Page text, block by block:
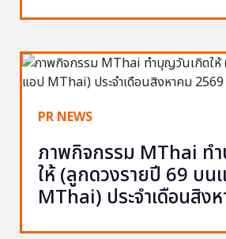
PR NEWS
ภาพกิจกรรม MThai ท
ให้ (ลูกดวงรายปี 69 บน
MThai) ประจำเดือนสิง